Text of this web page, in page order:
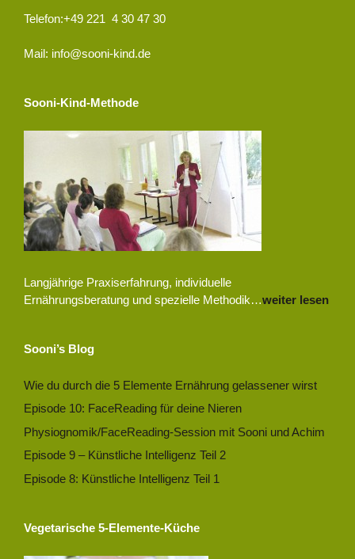
Telefon:+49 221 4 30 47 30
Mail: info@sooni-kind.de
Sooni-Kind-Methode
Langjährige Praxiserfahrung, individuelle
Ernährungsberatung und spezielle Methodik…weiter lesen
Sooni’s Blog
Wie du durch die 5 Elemente Ernährung gelassener wirst
Episode 10: FaceReading für deine Nieren
Physiognomik/FaceReading-Session mit Sooni und Achim
Episode 9 – Künstliche Intelligenz Teil 2
Episode 8: Künstliche Intelligenz Teil 1
Vegetarische 5-Elemente-Küche